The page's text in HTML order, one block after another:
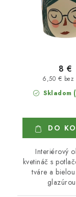
Skladom
6,50 € bez
8 €
DO
Interiérový
kvetináč s
tváre a